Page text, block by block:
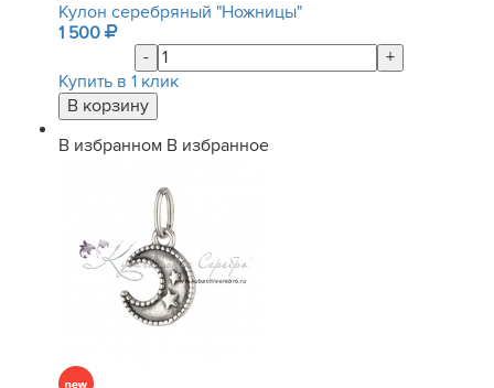
Кулон серебряный "Ножницы"
1 500
-
+
Купить в 1 клик
В избранном В избранное